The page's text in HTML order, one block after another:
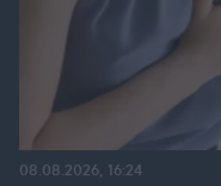
08.08.2026, 16:24